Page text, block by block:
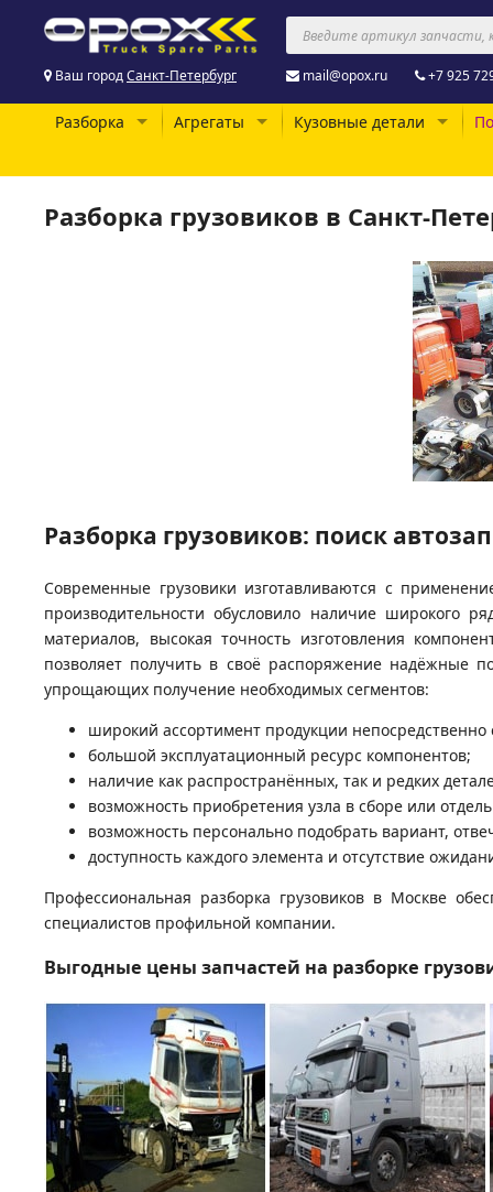
Ваш городСанкт-Петербург mail@opox.ru +7 925
Разборка Агрегаты Кузовные детали
Разборка грузовиков в Санкт-
Разборка грузовиков: поиск
Современные грузовики изготавливаются с
производительности обусловило наличие широкого
материалов, высокая точность изготовления
позволяет получить в своё распоряжение надёжные
упрощающих получение необходимых сегментов:
широкий ассортимент продукции
большой эксплуатационный ресурс компонентов;
наличие как распространённых, так и редких
возможность приобретения узла в сборе или
возможность персонально подобрать вариант,
доступность каждого элемента и отсутствие
Профессиональная разборка грузовиков в Москве
специалистов профильной компании.
Выгодные цены запчастей на разборке